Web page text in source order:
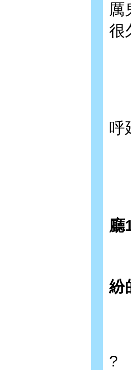
厲
很
呼
廳
☆
紛
?